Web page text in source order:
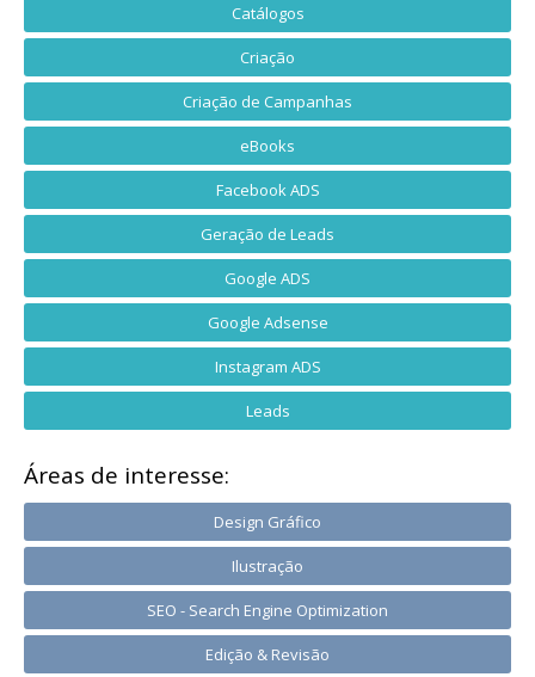
Catálogos
Criação
Criação de Campanhas
eBooks
Facebook ADS
Geração de Leads
Google ADS
Google Adsense
Instagram ADS
Leads
Áreas de interesse:
Design Gráfico
Ilustração
SEO - Search Engine Optimization
Edição & Revisão